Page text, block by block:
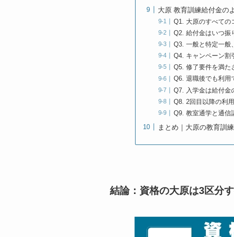
大原 教育訓練給付金の
Q1. 大原のすべての
Q2. 給付金はいつ振
Q3. 一般と特定一般
Q4. キャンペーン割
Q5. 修了要件を満た
Q6. 退職後でも利用
Q7. 入学金は給付金
Q8. 2回目以降の利
Q9. 教室通学と通信
まとめ｜大原の教育訓
結論：資格の大原は3区分